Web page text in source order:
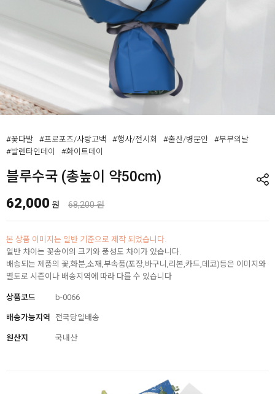
#꽃다발 #프로포즈/사랑고백 #행사/전시회 #출산/병문안
#부부의날
#발렌타인데이
#화이트데이
블루수국 (총높이 약50cm)
62,000 원 68,200 원
본 상품 이미지는 일반 기준으로 제작 되었습니다.
일반 차이는 꽃송이의 크기와 풍성도 차이가 있습니다.
배송되는 제품의 꽃,화분,소재,부속품(포장,바구니,리본,카드,데코)등은 이미지와
별도로 시즌이나 배송지역에 따라 다를 수 있습니다
상품코드 b-0066
배송가능지역 전국당일배송
원산지 국내산